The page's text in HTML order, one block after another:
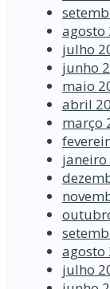
agosto
julho
junho
maio
abril
março
janeiro
agosto
julho